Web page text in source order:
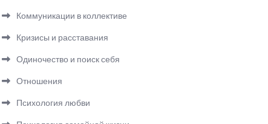
Коммуникации в коллективе
Кризисы и расставания
Одиночество и поиск себя
Отношения
Психология любви